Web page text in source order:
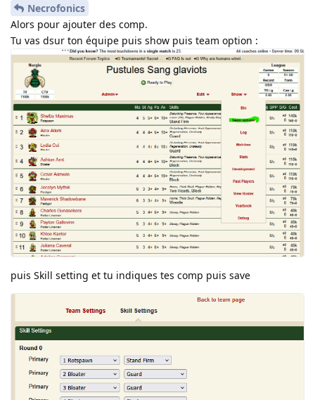
Necrofonics
Alors pour ajouter des comp.
Tu vas dsur ton équipe puis show puis team option :
puis Skill setting et tu indiques tes comp puis save